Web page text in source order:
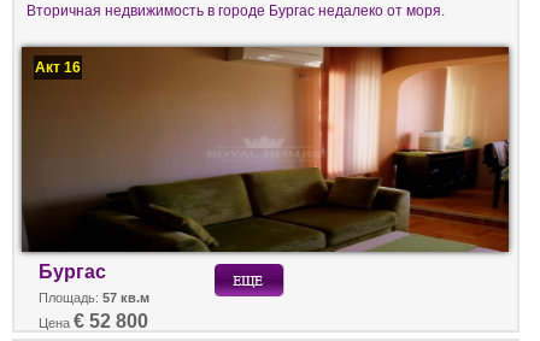
Вторичная недвижимость в городе Бургас недалеко от моря.
Акт 16
Бургас
Площадь: 57 кв.м
Цена € 52 800